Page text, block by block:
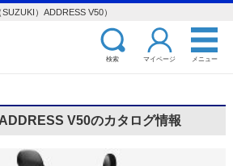
）ADDRESS V50）
検索 マイページ メニュー
V50のカタログ情報